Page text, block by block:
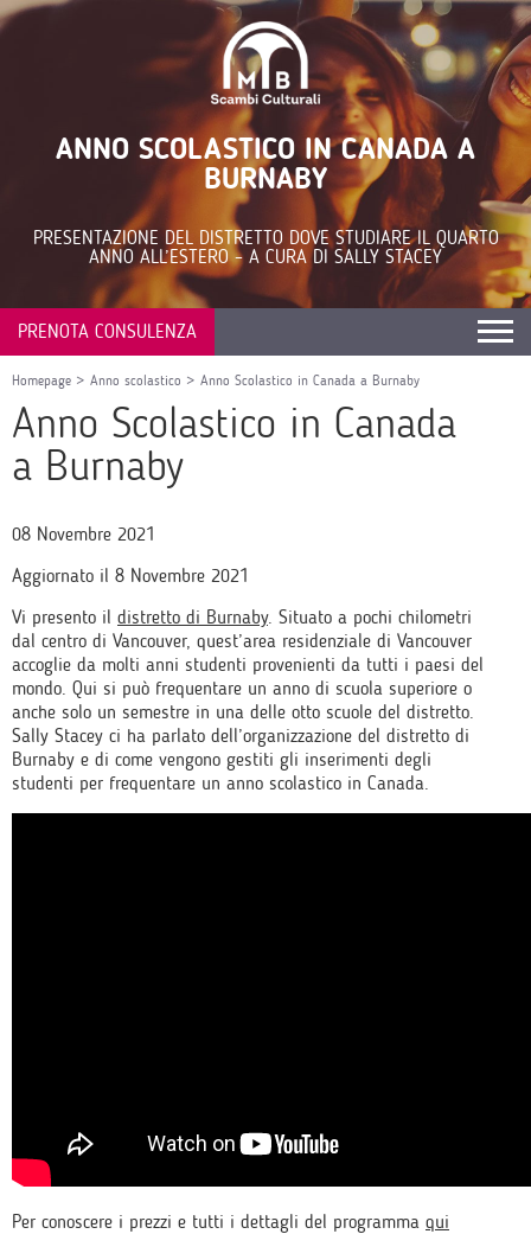
ANNO SCOLASTICO IN CANADA A
BURNABY
PRESENTAZIONE DEL DISTRETTO DOVE STUDIARE IL QUARTO
ANNO ALL’ESTERO – A CURA DI SALLY STACEY
PRENOTA CONSULENZA
Homepage > Anno scolastico > Anno Scolastico in Canada a Burnaby
Anno Scolastico in Canada
a Burnaby
08 Novembre 2021
Aggiornato il 8 Novembre 2021
Vi presento il distretto di Burnaby. Situato a pochi chilometri
dal centro di Vancouver, quest’area residenziale di Vancouver
accoglie da molti anni studenti provenienti da tutti i paesi del
mondo. Qui si può frequentare un anno di scuola superiore o
anche solo un semestre in una delle otto scuole del distretto.
Sally Stacey ci ha parlato dell’organizzazione del distretto di
Burnaby e di come vengono gestiti gli inserimenti degli
studenti per frequentare un anno scolastico in Canada.
Per conoscere i prezzi e tutti i dettagli del programma qui